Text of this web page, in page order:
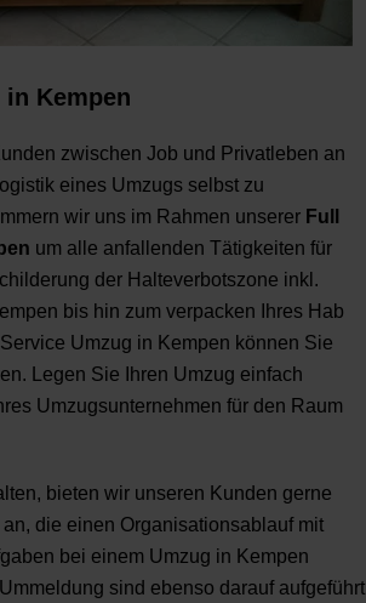
Kempen
zwischen Job und Privatleben an
eines Umzugs selbst zu
wir uns im Rahmen unserer Full
um alle anfallenden Tätigkeiten für
der Halteverbotszone inkl.
bis hin zum verpacken Ihres Hab
Umzug in Kempen können Sie
Legen Sie Ihren Umzug einfach
Umzugsunternehmen für den Raum
bieten wir unseren Kunden gerne
die einen Organisationsablauf mit
bei einem Umzug in Kempen
sind ebenso darauf aufgeführt